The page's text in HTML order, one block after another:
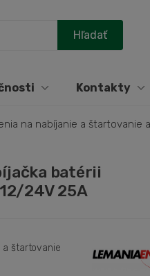
Kontakty
na nabíjanie a štartovanie
batérii
24V 25A
a štartovanie